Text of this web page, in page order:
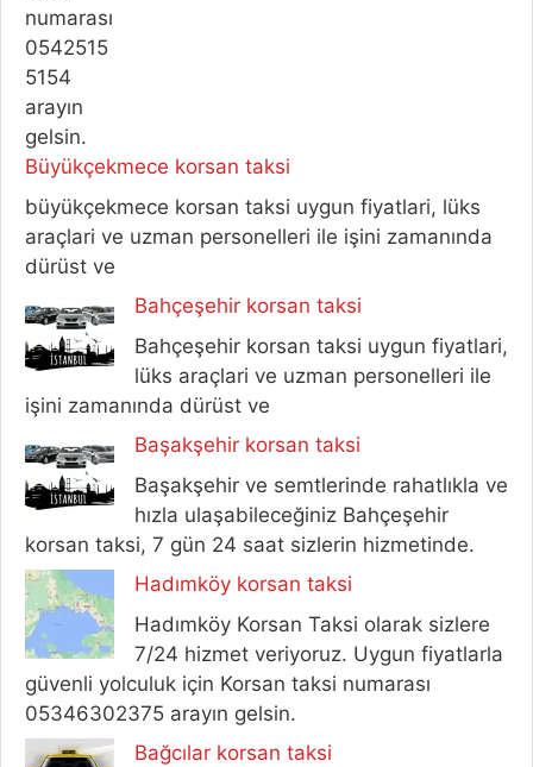
Büyükçekmece korsan taksi
büyükçekmece korsan taksi uygun fiyatlari, lüks
araçlari ve uzman personelleri ile işini zamanında
dürüst ve
Bahçeşehir korsan taksi
Bahçeşehir korsan taksi uygun fiyatlari,
lüks araçlari ve uzman personelleri ile
işini zamanında dürüst ve
Başakşehir korsan taksi
Başakşehir ve semtlerinde rahatlıkla ve
hızla ulaşabileceğiniz Bahçeşehir
korsan taksi, 7 gün 24 saat sizlerin hizmetinde.
Hadımköy korsan taksi
Hadımköy Korsan Taksi olarak sizlere
7/24 hizmet veriyoruz. Uygun fiyatlarla
güvenli yolculuk için Korsan taksi numarası
05346302375 arayın gelsin.
Bağcılar korsan taksi